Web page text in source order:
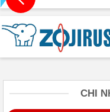
CHI